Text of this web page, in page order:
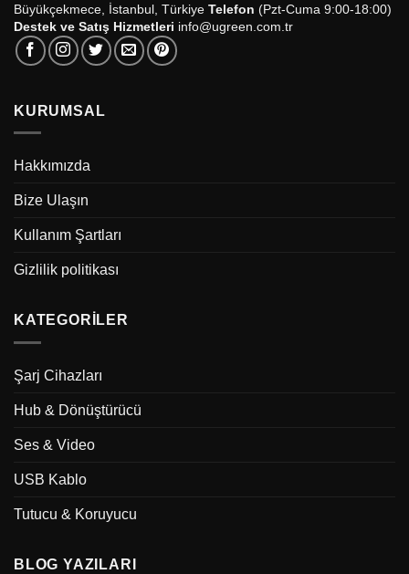
Büyükçekmece, İstanbul, Türkiye Telefon (Pzt-Cuma 9:00-18:00)
Destek ve Satış Hizmetleri info@ugreen.com.tr
KURUMSAL
Hakkımızda
Bize Ulaşın
Kullanım Şartları
Gizlilik politikası
KATEGORILER
Şarj Cihazları
Hub & Dönüştürücü
Ses & Video
USB Kablo
Tutucu & Koruyucu
BLOG YAZILARI